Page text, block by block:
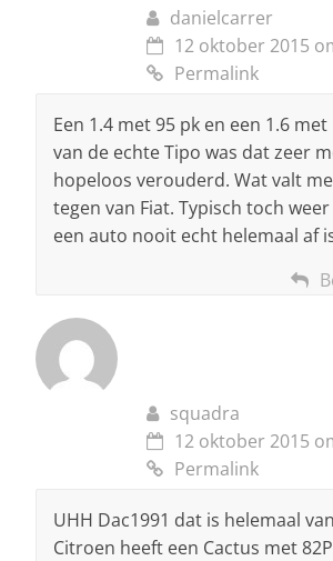
danielcarrer
12 oktober 2015
Permalink
Een 1.4 met 95 pk en een 1.6
van de echte Tipo was dat zeer
hopeloos verouderd. Wat valt
tegen van Fiat. Typisch toch
een auto nooit echt helemaal af
squadra
12 oktober 2015
Permalink
UHH Dac1991 dat is helemaal
Citroen heeft een Cactus met